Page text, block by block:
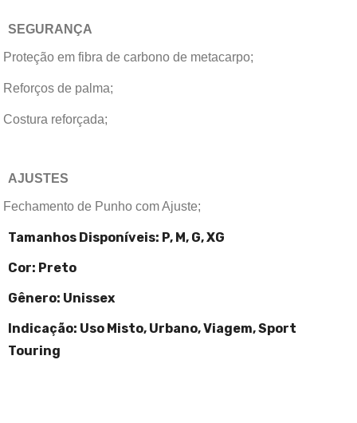
SEGURANÇA
Proteção em fibra de carbono de metacarpo;
Reforços de palma;
Costura reforçada;
AJUSTES
Fechamento de Punho com Ajuste;
Tamanhos Disponíveis: P, M, G, XG
Cor: Preto
Gênero: Unissex
Indicação: Uso Misto, Urbano, Viagem, Sport
Touring